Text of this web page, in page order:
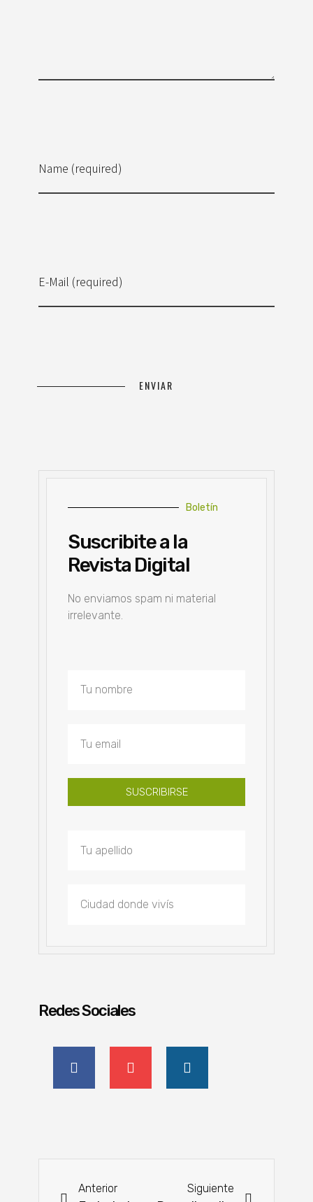
Name (required)
E-Mail (required)
Boletín
Suscribite a la
Revista Digital
No enviamos spam ni material
irrelevante.
SUSCRIBIRSE
Redes Sociales
Anterior Siguiente